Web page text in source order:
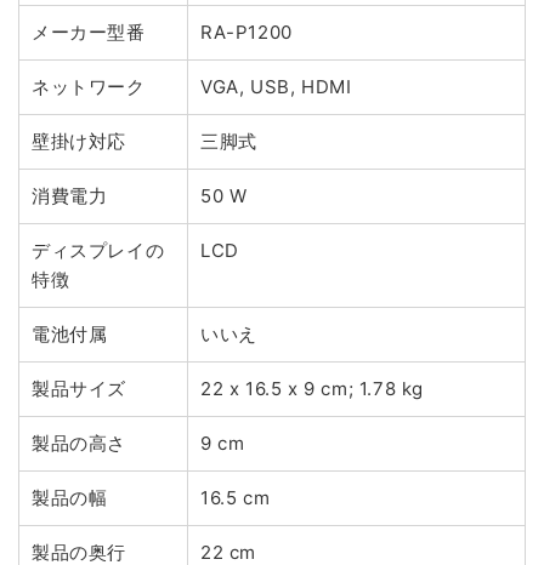
メーカー型番 RA-P1200
ネットワーク VGA, USB, HDMI
壁掛け対応 三脚式
消費電力 50 W
ディスプレイの
特徴
LCD
電池付属 いいえ
製品サイズ 22 x 16.5 x 9 cm; 1.78 kg
製品の高さ 9 cm
製品の幅 16.5 cm
製品の奥行 22 cm